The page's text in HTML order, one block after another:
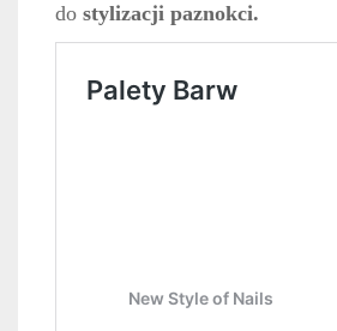
do stylizacji paznokci.